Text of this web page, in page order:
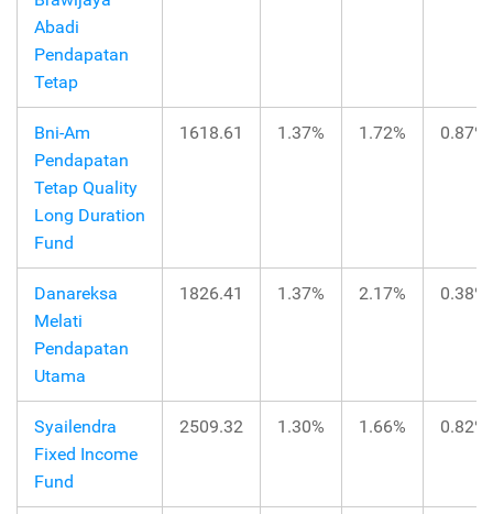
Abadi
Pendapatan
Tetap
Bni-Am
Pendapatan
Tetap Quality
Long Duration
Fund
1618.61 1.37% 1.72% 0.87%
Danareksa
Melati
Pendapatan
Utama
1826.41 1.37% 2.17% 0.38%
Syailendra
Fixed Income
Fund
2509.32 1.30% 1.66% 0.82%